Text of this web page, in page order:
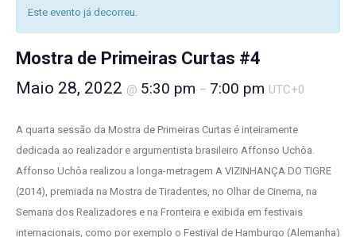
Este evento já decorreu.
Mostra de Primeiras Curtas #4
Maio 28, 2022 @ 5:30 pm – 7:00 pm UTC+0
A quarta sessão da Mostra de Primeiras Curtas é inteiramente
dedicada ao realizador e argumentista brasileiro Affonso Uchôa.
Affonso Uchôa realizou a longa-metragem A VIZINHANÇA DO TIGRE
(2014), premiada na Mostra de Tiradentes, no Olhar de Cinema, na
Semana dos Realizadores e na Fronteira e exibida em festivais
internacionais, como por exemplo o Festival de Hamburgo (Alemanha)